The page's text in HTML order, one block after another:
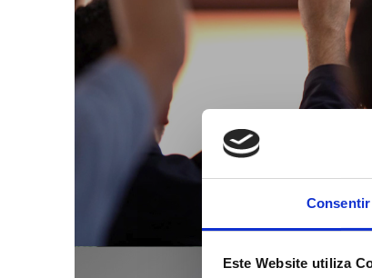
Consentir
Este Website utiliza